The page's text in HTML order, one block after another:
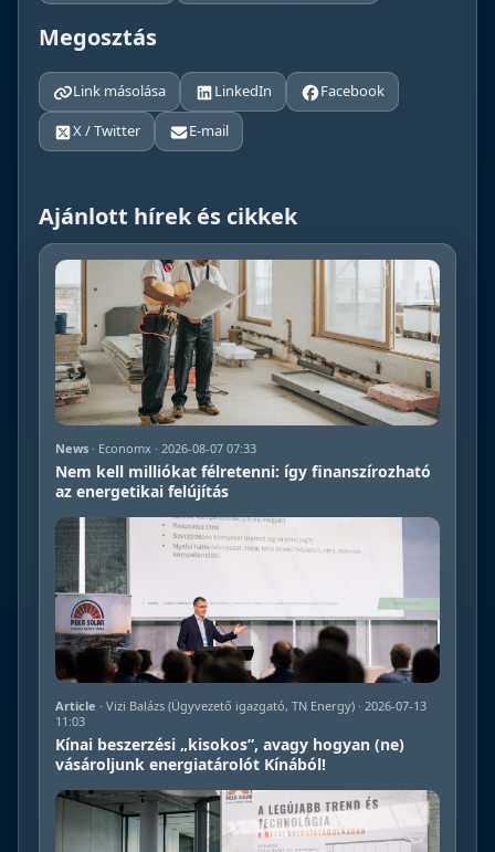
Megosztás
Link másolása LinkedIn
Facebook
X / Twitter
E-mail
Ajánlott hírek és cikkek
News · Economx · 2026-08-07 07:33
Nem kell milliókat félretenni: így finanszírozható
az energetikai felújítás
Article · Vizi Balázs (Ügyvezető igazgató, TN Energy) · 2026-07-13
11:03
Kínai beszerzési „kisokos”, avagy hogyan (ne)
vásároljunk energiatárolót Kínából!